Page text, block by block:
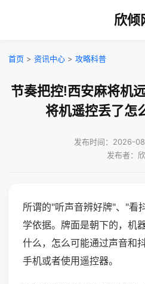
欣倾
首页 > 资讯中心 > 攻略科普
节奏把控!西安麻将机
将机遥控丢了怎
发布时间：2026-
发布者：
所谓的"听声音辨好牌"、"看
学依据。牌面是朝下的，机
什么，怎么可能通过声音和
手机或者使用遥控器。